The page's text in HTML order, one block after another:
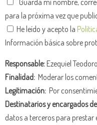
para la próxima vez que
He leído y acepto la
Información básica sobre
Responsable:Ezequiel
Finalidad: Moderar los
Legitimación: Por
Destinatarios y encargados
datos a terceros para prestar